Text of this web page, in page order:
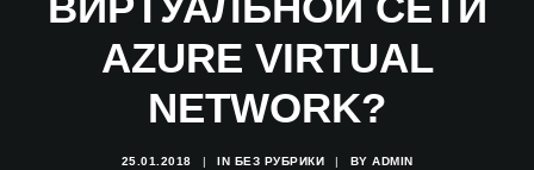
AZURE VIRTUAL
NETWORK?
25.01.2018 | IN БЕЗ РУБРИКИ | BY ADMIN